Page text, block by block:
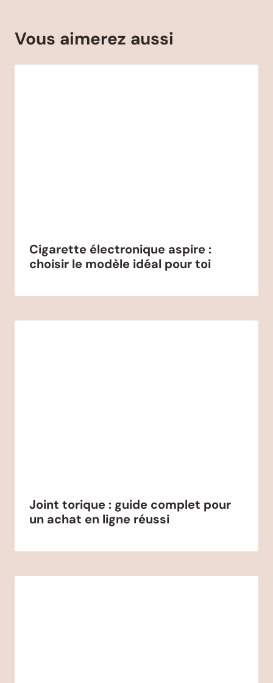
Vous aimerez aussi
Cigarette électronique aspire :
choisir le modèle idéal pour toi
Joint torique : guide complet pour
un achat en ligne réussi